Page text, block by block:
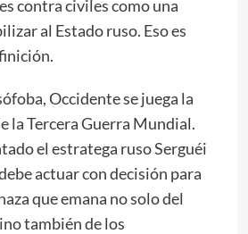
contra civiles como una
al Estado ruso. Eso es
Occidente se juega la
la Tercera Guerra Mundial.
el estratega ruso Serguéi
actuar con decisión para
que emana no solo del
también de los